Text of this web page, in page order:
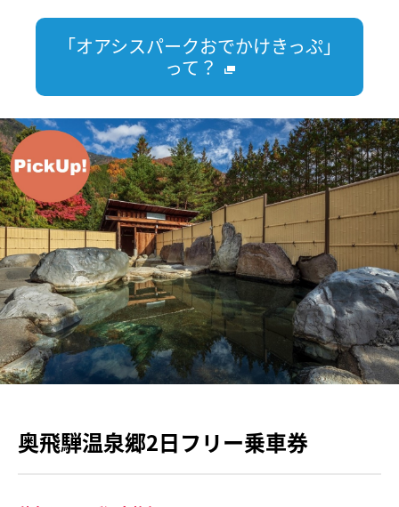
「オアシスパークおでかけきっぷ」
って？
奥飛騨温泉郷2日フリー乗車券